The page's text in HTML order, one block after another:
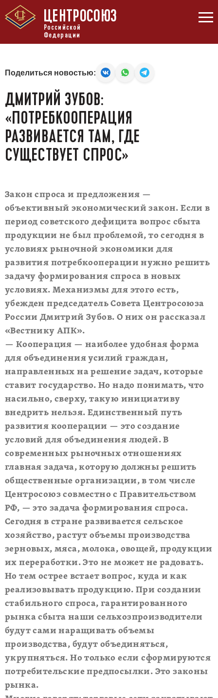
ЦЕНТРОСОЮЗ
Российской
Федерации
Поделиться новостью:
ДМИТРИЙ ЗУБОВ:
«ПОТРЕБКООПЕРАЦИЯ
РАЗВИВАЕТСЯ ТАМ, ГДЕ
СУЩЕСТВУЕТ СПРОС»
Закон спроса и предложения —
объективный экономический закон. Если в
период советского дефицита вопрос сбыта
продукции не был проблемой, то сегодня в
условиях рыночной экономики для
развития потребкооперации нужно решить
задачу формирования спроса в новых
условиях. Механизмы для этого есть,
убежден председатель Совета Центросоюза
России Дмитрий Зубов. О них он рассказал
«Вестнику АПК».
— Кооперация — наиболее удобная форма
для объединения усилий граждан,
направленных на решение задач, которые
ставит государство. Но надо понимать, что
насильно, сверху, такую инициативу
внедрить нельзя. Единственный путь
развития кооперации — это создание
условий для объединения людей. В
современных рыночных отношениях
главная задача, которую должны решить
общественные организации, в том числе
Центросоюз совместно с Правительством
РФ, — это задача формирования спроса.
Сегодня в стране развивается сельское
хозяйство, растут объемы производства
зерновых, мяса, молока, овощей, продукции
их переработки. Это не может не радовать.
Но тем острее встает вопрос, куда и как
реализовывать продукцию. При создании
стабильного спроса, гарантированного
рынка сбыта наши сельхозпроизводители
будут сами наращивать объемы
производства, будут объединяться,
укрупняться. Но только если сформируются
потребительские предпосылки. Это законы
рынка.